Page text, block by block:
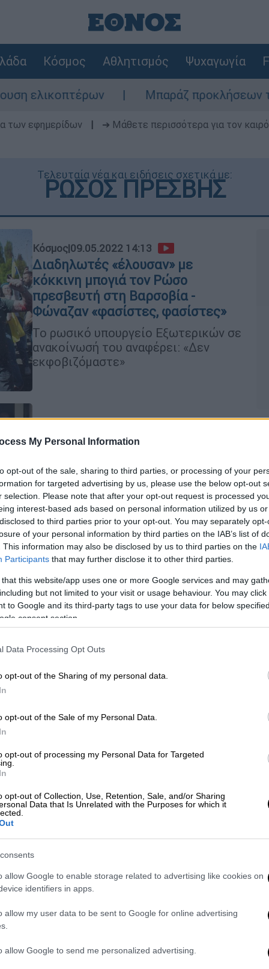
My Personal Information
opt-out of the sale, sharing to third parties, or processing of your
for targeted advertising by us, please use the below opt-out
selection. Please note that after your opt-out request is processed
interest-based ads based on personal information utilized by us
to third parties prior to your opt-out. You may separately
of your personal information by third parties on the IAB’s list of
This information may also be disclosed by us to third parties on the
Participants that may further disclose it to other third parties.
that this website/app uses one or more Google services and may
but not limited to your visit or usage behaviour. You may
to Google and its third-party tags to use your data for below
consent section.
Data Processing Opt Outs
opt-out of the Sharing of my personal data.
opt-out of the Sale of my Personal Data.
opt-out of processing my Personal Data for Targeted
opt-out of Collection, Use, Retention, Sale, and/or Sharing
Data that Is Unrelated with the Purposes for which it
allow Google to enable storage related to advertising like cookies on
identifiers in apps.
allow my user data to be sent to Google for online advertising
allow Google to send me personalized advertising.
Κόσμος Αθλητισμός Ψυχαγωγία
Μπαράζ προκλήσεων της
των εφημερίδων ➔ Μάθετε περισσότερα για τον
Τελευταία νέα και ειδήσεις σχετικά με:
ΡΩΣΟΣ ΠΡΕΣΒΗΣ
Κόσμος|09.05.2022 14:13
Διαδηλωτές «έλουσαν» με
κόκκινη μπογιά τον Ρώσο
πρεσβευτή στη Βαρσοβία -
Φώναζαν «φασίστες, φασίστες»
Το ρωσικό υπουργείο Εξωτερικών σε
ανακοίνωσή του αναφέρει: «Δεν
εκφοβιζόμαστε»
Ρώσος πρέσβης στην Ελλάδα: Δεν
Ουκρανίας
Τι είπε σε δημοσιογράφους ο Ρώσος
Πρέσβης στην Ελλάδα Αντρέι
Μάσλοφ
Κόσμος|20.06.2021 14:43
ΗΠΑ - Ρωσία: Επιστρέφει στην
Ουάσινγκτον ο Ρώσος Πρέσβης
Λιώνει ο «Πάγος» ανάμεσα στις δύο
Μόσχα και ο Αμερικανός πρέσβης
Πολιτική 14.06.2020 09:39
ΑΟΖ των νησιών
Μεσογείου, η οποία αντιμετωπίζει
άμεσα τις αρνητικές συνέπειες της
συμμετέχει πλήρως στις πολυμερείς
προσπάθειες για την επίλυση της
Πολιτική|19.12.2018 17:31
Ρώσος πρέσβης: Η Συμφωνία των